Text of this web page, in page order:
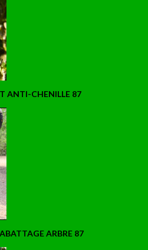
ANTI-CHENILLE 87
ARBRE 87